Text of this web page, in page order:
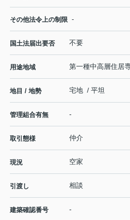
その他法令上の制限 -
国土法届出要否 不要
用途地域 第一種中高層住居
地目 / 地勢 宅地 / 平坦
管理組合有無 -
取引態様 仲介
現況 空家
引渡し 相談
建築確認番号 -